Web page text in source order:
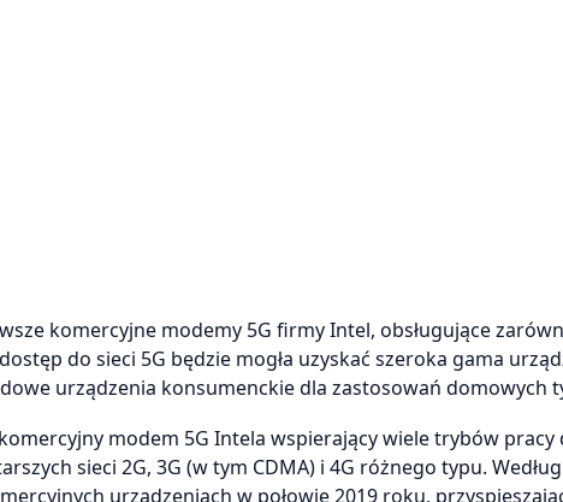
komercyjne modemy 5G firmy Intel, obsługujące
do sieci 5G będzie mogła uzyskać szeroka gama
urządzenia konsumenckie dla zastosowań domowych
modem 5G Intela wspierający wiele trybów pracy
sieci 2G, 3G (w tym CDMA) i 4G różnego typu.
urządzeniach w połowie 2019 roku,